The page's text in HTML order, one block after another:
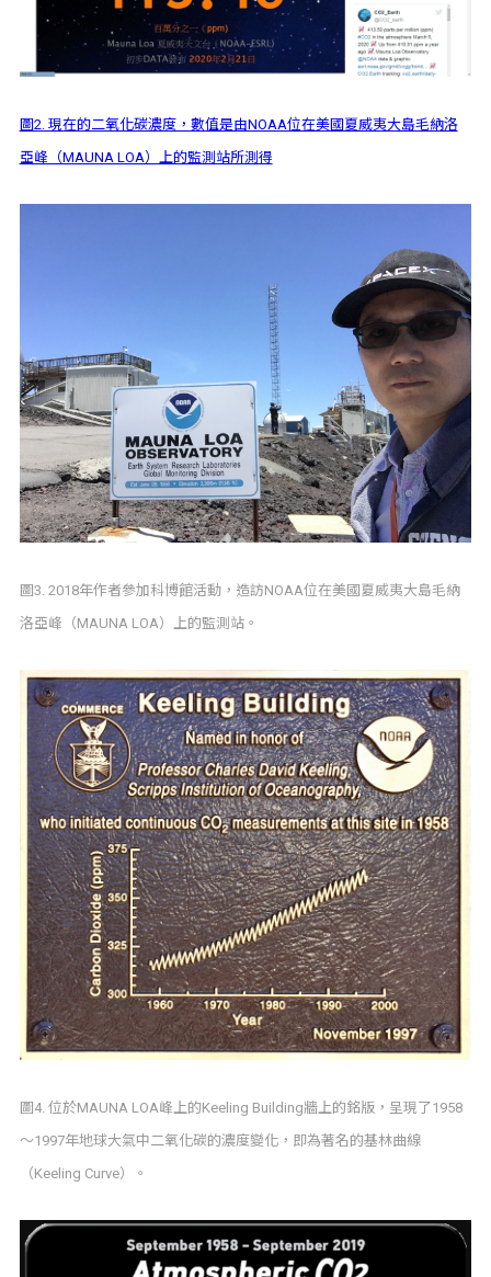
圖2. 現在的二氧化碳濃度，數值是由NOAA位在美國夏威夷大島毛納洛
亞峰（MAUNA LOA）上的監測站所測得
圖3. 2018年作者參加科博館活動，造訪NOAA位在美國夏威夷大島毛納
洛亞峰（MAUNA LOA）上的監測站。
圖4. 位於MAUNA LOA峰上的Keeling Building牆上的銘版，呈現了1958
～1997年地球大氣中二氧化碳的濃度變化，即為著名的基林曲線
（Keeling Curve）。